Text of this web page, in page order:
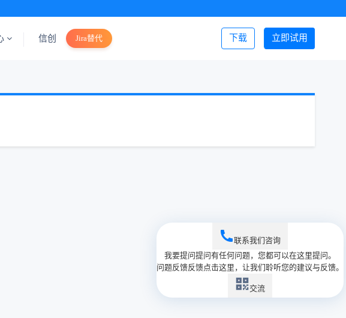
立即试用
下载
信创 Jira替代 登录/注册
联系我们咨询
我要提问提问有任何问题，您都可以在这里提问。
问题反馈反馈点击这里，让我们聆听您的建议与反馈。
交流